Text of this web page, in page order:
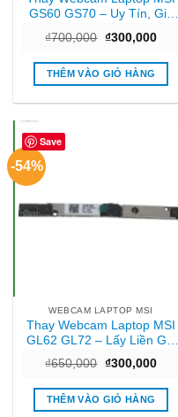
GS60 GS70 – Uy Tín, Giá
₫700,000 Giá
là:
₫700,000.
₫300,000Giá
tại
THÊM VÀO GIỎ HÀNG
Save
-54%
WEBCAM LAPTOP MSI
Thay Webcam Laptop MSI
GL62 GL72 – Lấy Liền Giá
₫650,000 Giá
là:
₫650,000.
₫300,000Giá
tại
THÊM VÀO GIỎ HÀNG